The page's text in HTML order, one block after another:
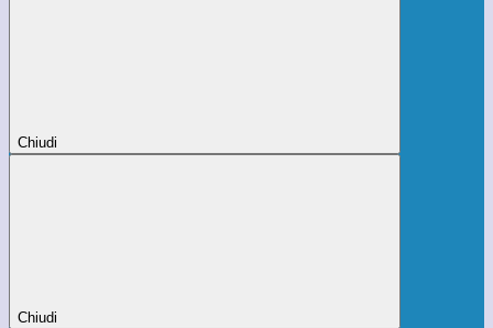
Chiudi
Chiudi